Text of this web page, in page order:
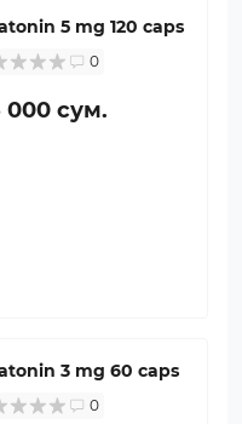
5 mg 120 caps
0
000 сум.
3 mg 60 caps
0